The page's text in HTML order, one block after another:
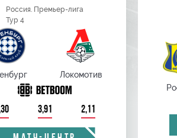
Россия. Премьер-лига
Тур 4
Локомотив
3,91 2,11